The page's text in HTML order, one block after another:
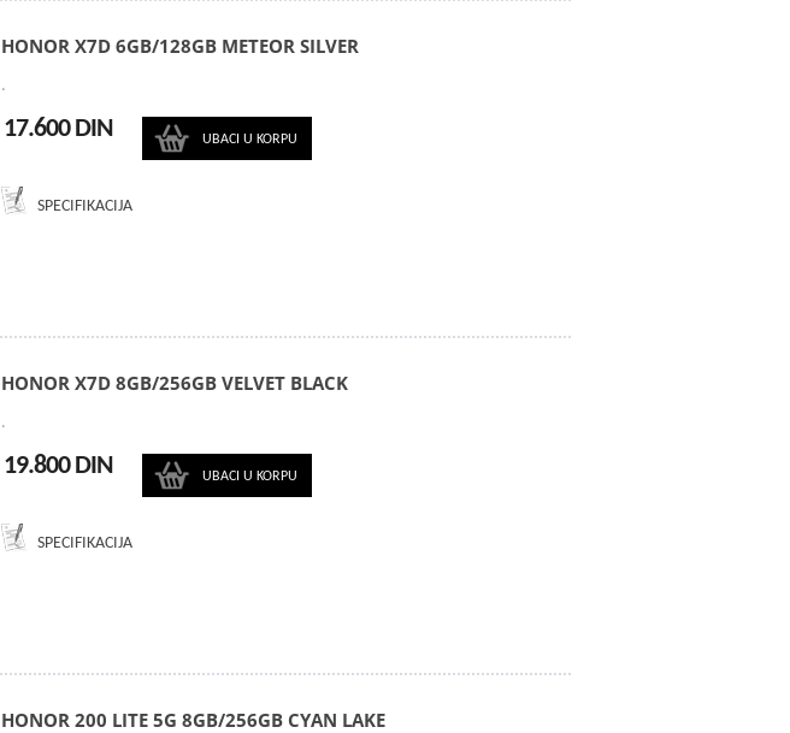
HONOR X7D 6GB/128GB METEOR SILVER
.
17.600 DIN UBACI U KORPU
SPECIFIKACIJA
HONOR X7D 8GB/256GB VELVET BLACK
.
19.800 DIN UBACI U KORPU
SPECIFIKACIJA
HONOR 200 LITE 5G 8GB/256GB CYAN LAKE